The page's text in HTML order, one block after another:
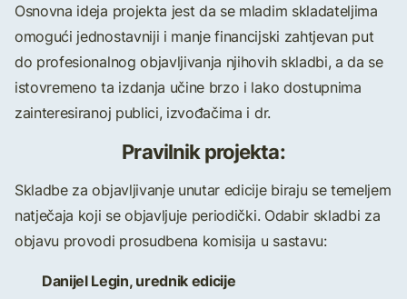
Osnovna ideja projekta jest da se mladim skladateljima
omogući jednostavniji i manje financijski zahtjevan put
do profesionalnog objavljivanja njihovih skladbi, a da se
istovremeno ta izdanja učine brzo i lako dostupnima
zainteresiranoj publici, izvođačima i dr.
Pravilnik projekta:
Skladbe za objavljivanje unutar edicije biraju se temeljem
natječaja koji se objavljuje periodički. Odabir skladbi za
objavu provodi prosudbena komisija u sastavu:
Danijel Legin, urednik edicije